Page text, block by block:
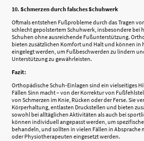
10. Schmerzen durch falsches Schuhwerk
Oftmals entstehen Fußprobleme durch das Tragen
schlecht gepolstertem Schuhwerk, insbesondere bei
Schuhen ohne ausreichende Fußunterstützung.
bieten zusätzlichen Komfort und Halt und können in
eingelegt werden, um Fußbeschwerden zu lindern
Unterstützung zu gewährleisten.
Fazit:
Orthopädische Schuh-Einlagen sind ein vielseitiges
Fällen Sinn macht – von der Korrektur von
von Schmerzen im Knie, Rücken oder der Ferse. Sie
Körperhaltung, entlasten Druckstellen und bieten
sowohl bei alltäglichen Aktivitäten als auch bei
können individuell angepasst werden, um
behandeln, und sollten in vielen Fällen in Absprache
oder Physiotherapeuten eingesetzt werden.